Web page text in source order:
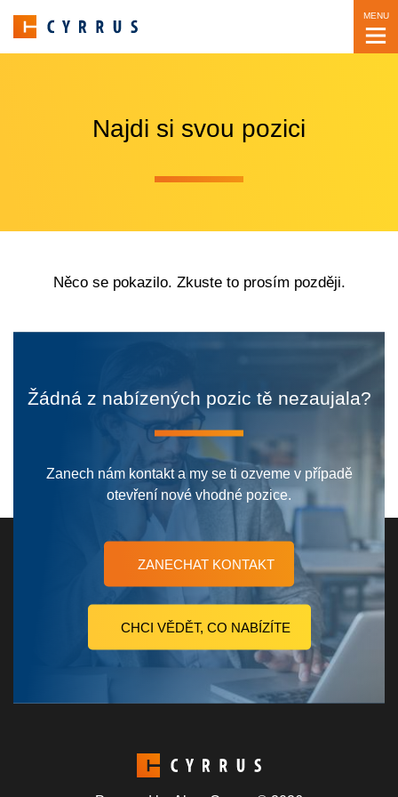
MENU
Najdi si svou pozici
Něco se pokazilo. Zkuste to prosím později.
Žádná z nabízených pozic tě nezaujala?
Zanech nám kontakt a my se ti ozveme v případě
otevření nové vhodné pozice.
ZANECHAT KONTAKT
CHCI VĚDĚT, CO NABÍZÍTE